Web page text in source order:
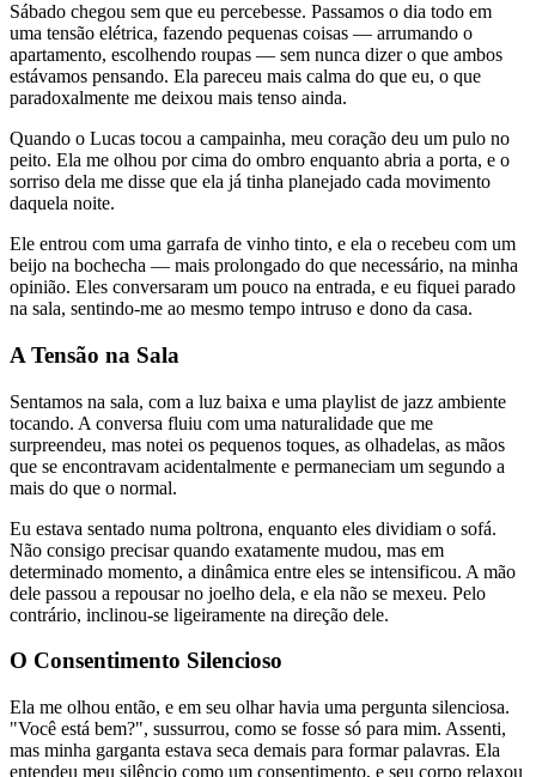
Sábado chegou sem que eu percebesse. Passamos o dia todo em
uma tensão elétrica, fazendo pequenas coisas — arrumando o
apartamento, escolhendo roupas — sem nunca dizer o que ambos
estávamos pensando. Ela pareceu mais calma do que eu, o que
paradoxalmente me deixou mais tenso ainda.
Quando o Lucas tocou a campainha, meu coração deu um pulo no
peito. Ela me olhou por cima do ombro enquanto abria a porta, e o
sorriso dela me disse que ela já tinha planejado cada movimento
daquela noite.
Ele entrou com uma garrafa de vinho tinto, e ela o recebeu com um
beijo na bochecha — mais prolongado do que necessário, na minha
opinião. Eles conversaram um pouco na entrada, e eu fiquei parado
na sala, sentindo-me ao mesmo tempo intruso e dono da casa.
A Tensão na Sala
Sentamos na sala, com a luz baixa e uma playlist de jazz ambiente
tocando. A conversa fluiu com uma naturalidade que me
surpreendeu, mas notei os pequenos toques, as olhadelas, as mãos
que se encontravam acidentalmente e permaneciam um segundo a
mais do que o normal.
Eu estava sentado numa poltrona, enquanto eles dividiam o sofá.
Não consigo precisar quando exatamente mudou, mas em
determinado momento, a dinâmica entre eles se intensificou. A mão
dele passou a repousar no joelho dela, e ela não se mexeu. Pelo
contrário, inclinou-se ligeiramente na direção dele.
O Consentimento Silencioso
Ela me olhou então, e em seu olhar havia uma pergunta silenciosa.
"Você está bem?", sussurrou, como se fosse só para mim. Assenti,
mas minha garganta estava seca demais para formar palavras. Ela
entendeu meu silêncio como um consentimento, e seu corpo relaxou